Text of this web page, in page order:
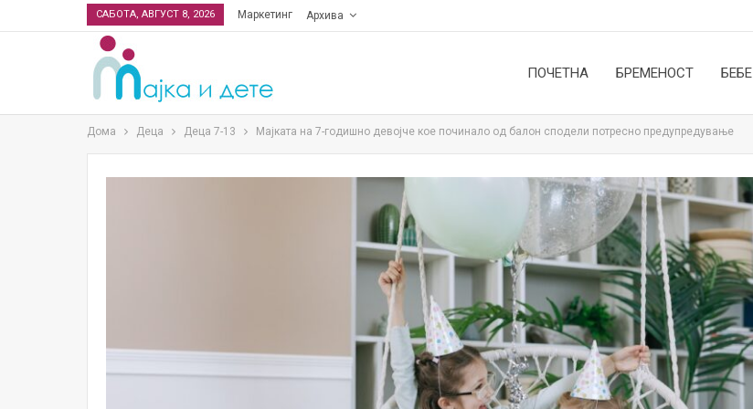
САБОТА, АВГУСТ 8, 2026 Маркетинг Архива
ПОЧЕТНА БРЕМЕНОСТ БЕБЕ
Дома Деца Деца 7-13 Мајката на 7-годишно девојче кое починало од балон сподели потресно предупредување